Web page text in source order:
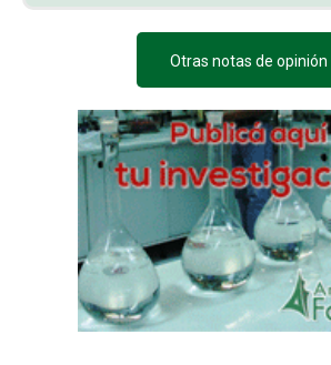
Otras notas de opinión